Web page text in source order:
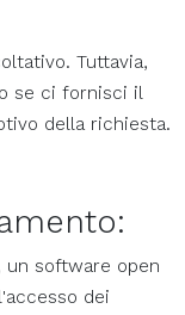
Tuttavia,
se ci fornisci il
della richiesta.
software open
dei